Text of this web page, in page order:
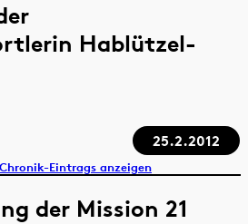
Hablützel-
25.2.2012
Eintrags anzeigen
der Mission 21